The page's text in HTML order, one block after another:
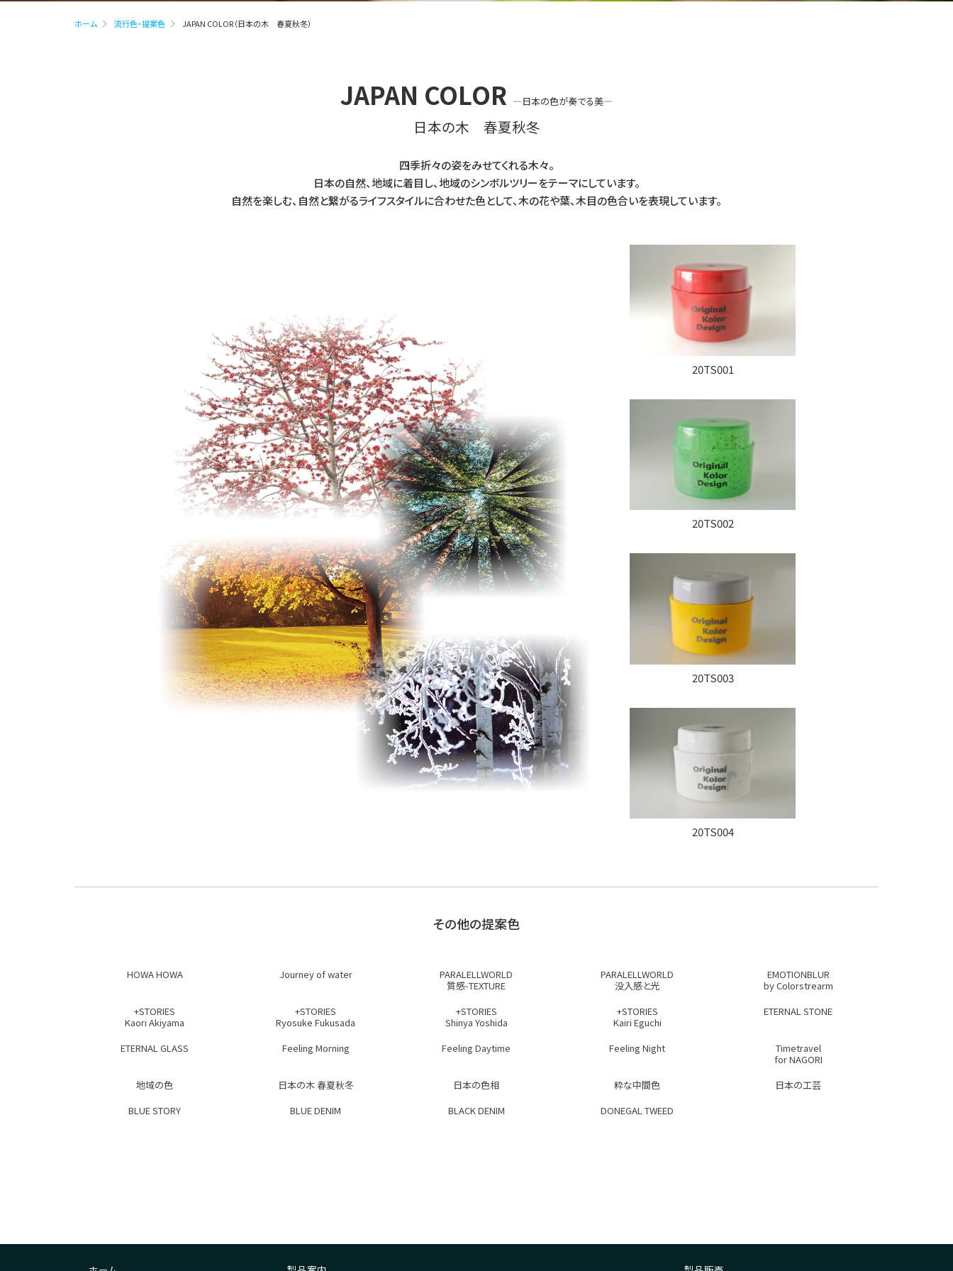
ホーム 流行色・提案色 JAPAN COLOR（日本の木 春夏秋冬）
JAPAN COLOR ―日本の色が奏でる美―
日本の木 春夏秋冬
四季折々の姿をみせてくれる木々。
日本の自然、地域に着目し、地域のシンボルツリーをテーマにしています。
自然を楽しむ、自然と繋がるライフスタイルに合わせた色として、木の花や葉、木目の色合いを表現しています。
20TS001
20TS002
20TS003
20TS004
その他の提案色
HOWA HOWA Journey of water
PARALELLWORLD
質感-TEXTURE
PARALELLWORLD
没入感と光
EMOTIONBLUR
by Colorstrearm
+STORIES
Kaori Akiyama
+STORIES
Ryosuke Fukusada
+STORIES
Shinya Yoshida
+STORIES
Kairi Eguchi
ETERNAL STONE
ETERNAL GLASS Feeling Morning Feeling Daytime Feeling Night
Timetravel
for NAGORI
地域の色
日本の木 春夏秋冬 日本の色相 粋な中間色
日本の工芸
BLUE STORY
BLUE DENIM BLACK DENIM DONEGAL TWEED